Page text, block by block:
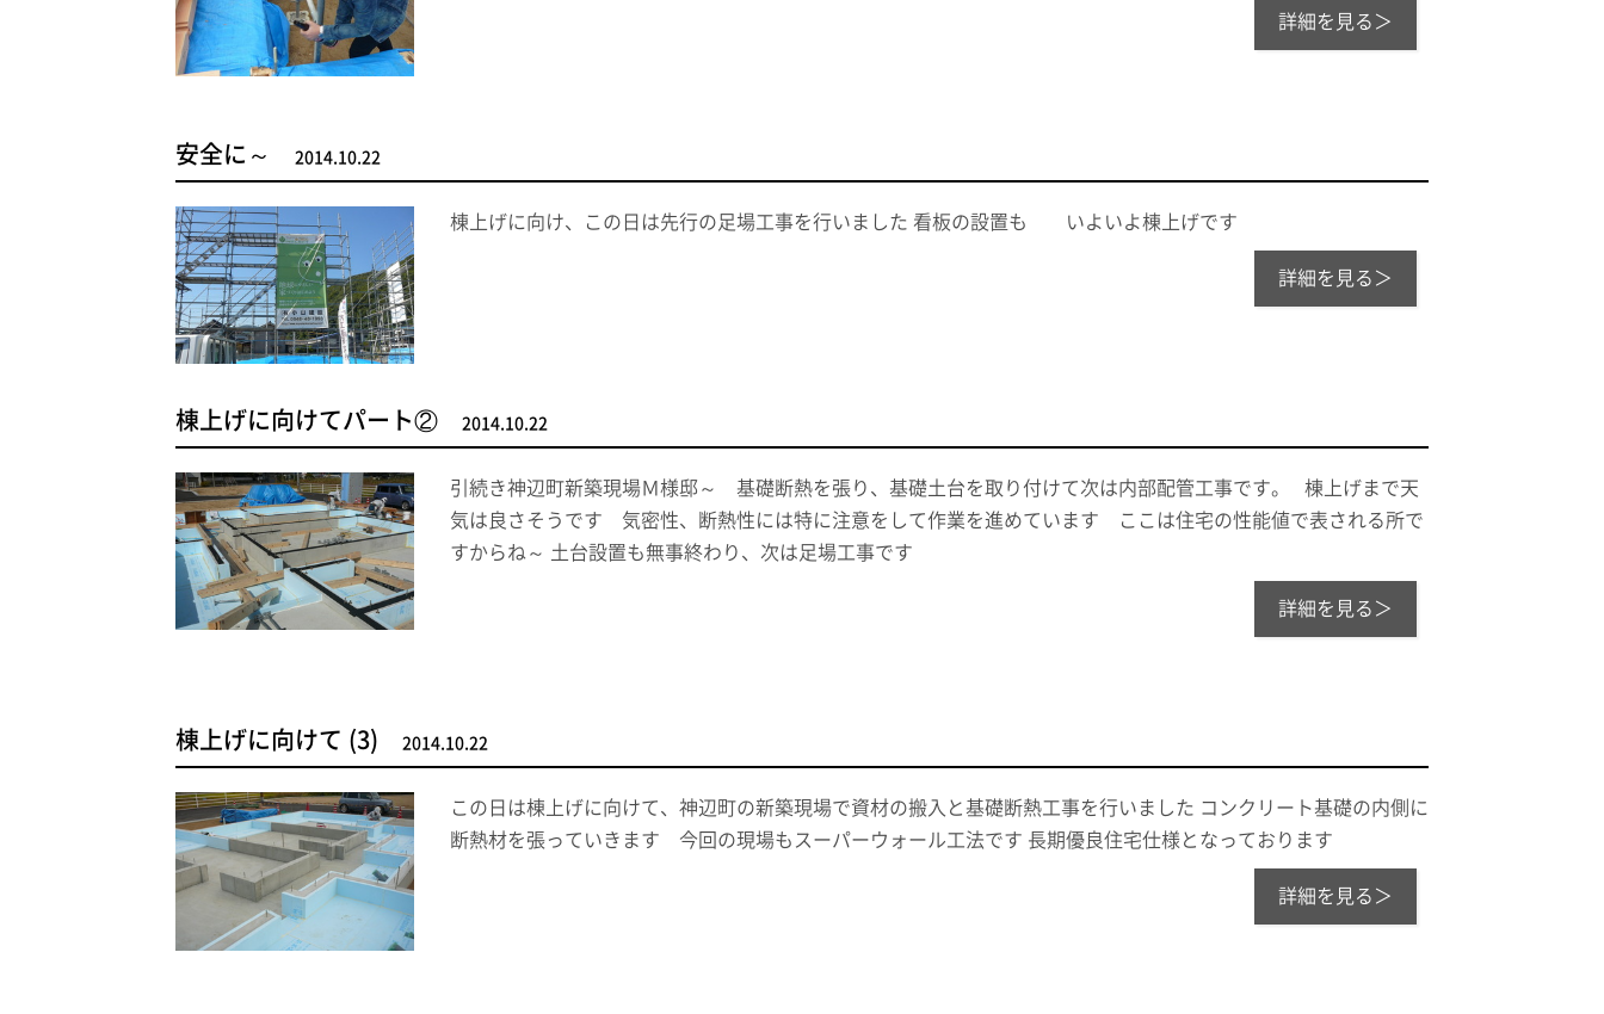
詳細を見る＞
安全に～ 2014.10.22
棟上げに向け、この日は先行の足場工事を行いました 看板の設置も いよいよ棟上げです
詳細を見る＞
棟上げに向けてパート② 2014.10.22
引続き神辺町新築現場Ｍ様邸～ 基礎断熱を張り、基礎土台を取り付けて次は内部配管工事です。 棟上げまで天
気は良さそうです 気密性、断熱性には特に注意をして作業を進めています ここは住宅の性能値で表される所で
すからね～ 土台設置も無事終わり、次は足場工事です
詳細を見る＞
棟上げに向けて (3) 2014.10.22
この日は棟上げに向けて、神辺町の新築現場で資材の搬入と基礎断熱工事を行いました コンクリート基礎の内側に
断熱材を張っていきます 今回の現場もスーパーウォール工法です 長期優良住宅仕様となっております
詳細を見る＞